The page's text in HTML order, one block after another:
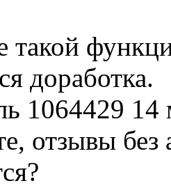
такой
доработка.
1064429 14
отзывы